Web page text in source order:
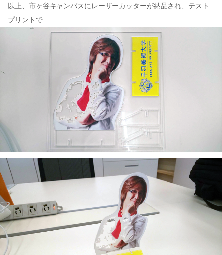
以上、市ヶ谷キャンパスにレーザーカッターが納品され、テスト
プリントで